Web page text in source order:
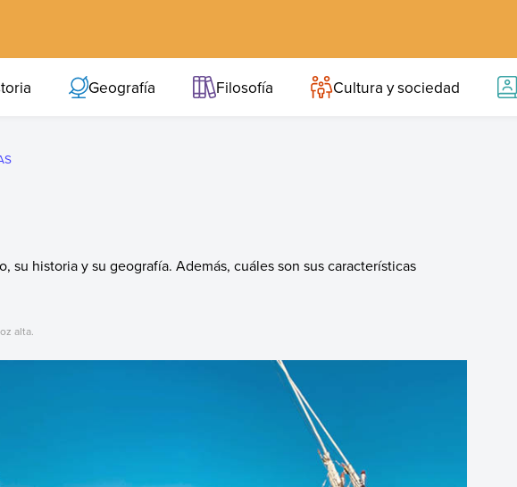
Geografía Filosofía Cultura y sociedad
su historia y su geografía. Además, cuáles son sus características
alta.